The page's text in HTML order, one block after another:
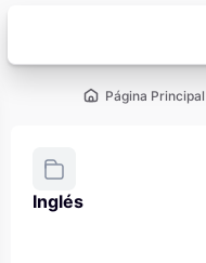
Página Principal
Inglés